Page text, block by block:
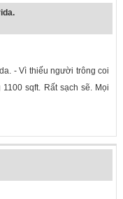
- Vì thiếu người trông coi
sqft. Rất sạch sẽ. Mọi